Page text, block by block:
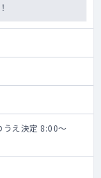
うえ決定 8:00～